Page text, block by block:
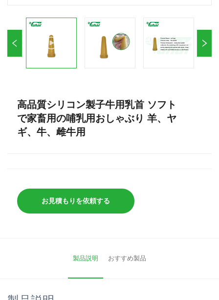
高品質シリコン製子牛用乳首 ソフト
で家畜用の哺乳用おしゃぶり 羊、ヤ
ギ、牛、雌牛用
お見積もりを依頼する
製品説明 おすすめ製品